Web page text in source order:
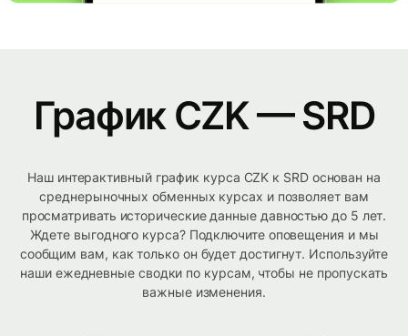
График CZK — SRD
Наш интерактивный график курса CZK к SRD основан на
среднерыночных обменных курсах и позволяет вам
просматривать исторические данные давностью до 5 лет.
Ждете выгодного курса? Подключите оповещения и мы
сообщим вам, как только он будет достигнут. Используйте
наши ежедневные сводки по курсам, чтобы не пропускать
важные изменения.